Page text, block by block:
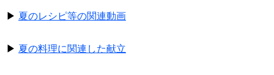
▶ 夏のレシピ等の関連動画
▶ 夏の料理に関連した献立